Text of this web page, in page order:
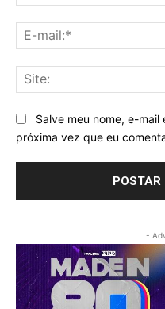
Salve meu nome, e-
próxima vez que eu
-